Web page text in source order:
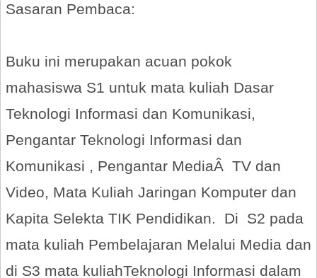
Sasaran Pembaca:
Buku ini merupakan acuan pokok
mahasiswa S1 untuk mata kuliah Dasar
Teknologi Informasi dan Komunikasi,
Pengantar Teknologi Informasi dan
Komunikasi , Pengantar MediaÂ TV dan
Video, Mata Kuliah Jaringan Komputer dan
Kapita Selekta TIK Pendidikan. Di S2 pada
mata kuliah Pembelajaran Melalui Media dan
di S3 mata kuliahTeknologi Informasi dalam